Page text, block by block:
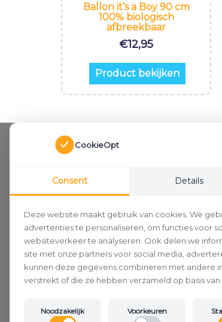
Ballon it’s a Boy 90 cm
100% biologisch
afbreekbaar
€12,95
Product bekijken
CookieOpt
Consent Details
Deze website maakt gebruik van cookies. We
advertenties te personaliseren, om functies voor
websiteverkeer te analyseren. Ook delen we
site met onze partners voor social media,
kunnen deze gegevens combineren met andere
verstrekt of die ze hebben verzameld op basis van
Noodzakelijk Voorkeuren